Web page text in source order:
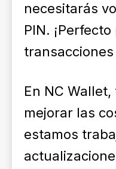
necesitarás
PIN.
En NC
mejorar las
estamos